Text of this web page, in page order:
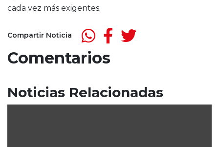
cada vez más exigentes.
Compartir Noticia
Comentarios
Noticias Relacionadas